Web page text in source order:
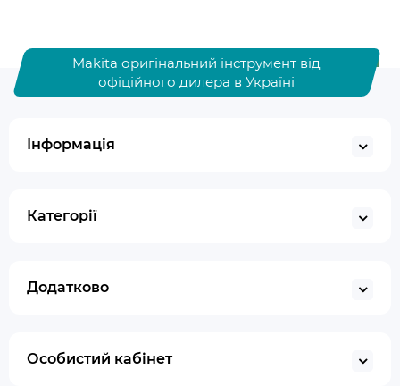
Makita оригінальний інструмент від
офіційного дилера в Україні
Інформація
Категорії
Додатково
Особистий кабінет